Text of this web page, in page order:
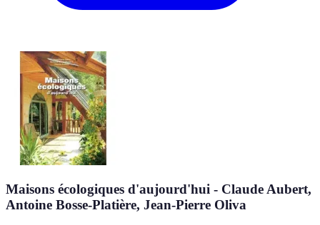
Maisons écologiques d'aujourd'hui - Claude Aubert,
Antoine Bosse-Platière, Jean-Pierre Oliva